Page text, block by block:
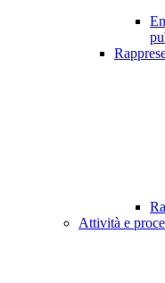
Attività e